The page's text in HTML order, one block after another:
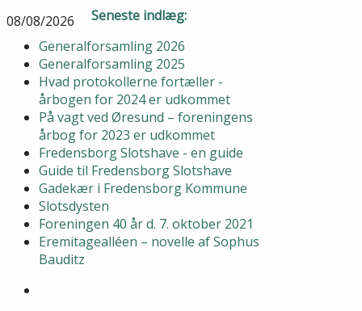
08/08/2026
Seneste indlæg:
Generalforsamling 2026
Generalforsamling 2025
Hvad protokollerne fortæller -
årbogen for 2024 er udkommet
På vagt ved Øresund – foreningens
årbog for 2023 er udkommet
Fredensborg Slotshave - en guide
Guide til Fredensborg Slotshave
Gadekær i Fredensborg Kommune
Slotsdysten
Foreningen 40 år d. 7. oktober 2021
Eremitagealléen – novelle af Sophus
Bauditz